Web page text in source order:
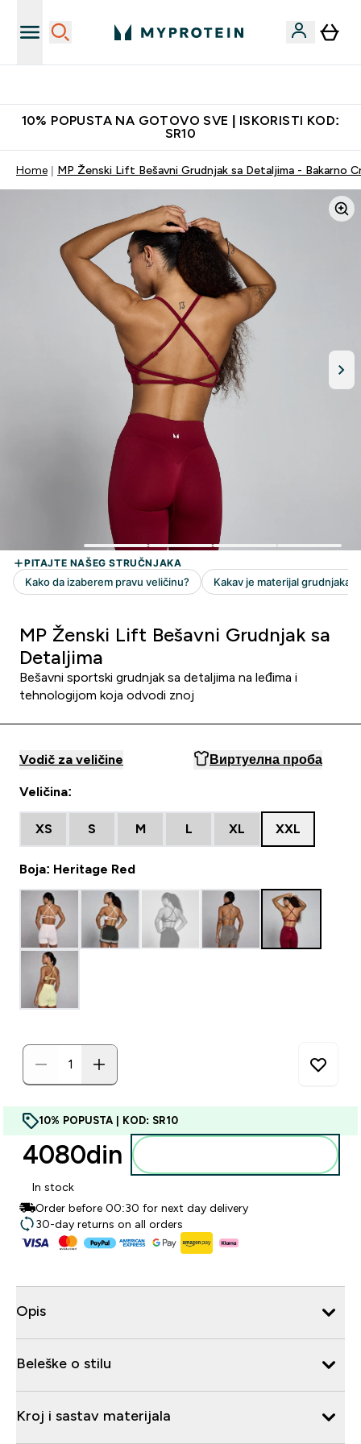
10% POPUSTA NA GOTOVO SVE | ISKORISTI KOD:
SR10
Home MP Ženski Lift Bešavni Grudnjak sa Detaljima - Bakarno
MP Ženski Lift Bešavni Grudnjak sa
Detaljima
Bešavni sportski grudnjak sa detaljima na leđima i
tehnologijom koja odvodi znoj
Vodič za veličine Виртуелна проба
Veličina:
XS S M L XL XXL
Boja: Heritage Red
10% POPUSTA | KOD: SR10
4080din‎
In stock
Order before 00:30 for next day delivery
30-day returns on all orders
Opis
Beleške o stilu
Kroj i sastav materijala